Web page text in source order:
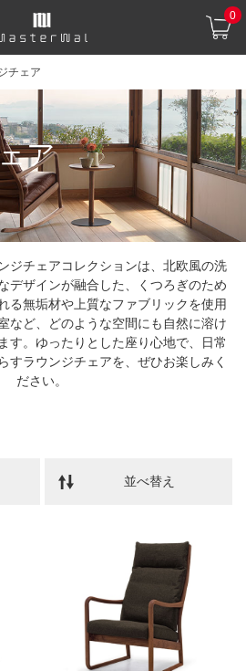
0
チェア
ア
ジチェアコレクションは、北欧風の洗
デザインが融合した、くつろぎのため
る無垢材や上質なファブリックを使用
など、どのような空間にも自然に溶け
す。ゆったりとした座り心地で、日常
すラウンジチェアを、ぜひお楽しみく
ださい。
並べ替え